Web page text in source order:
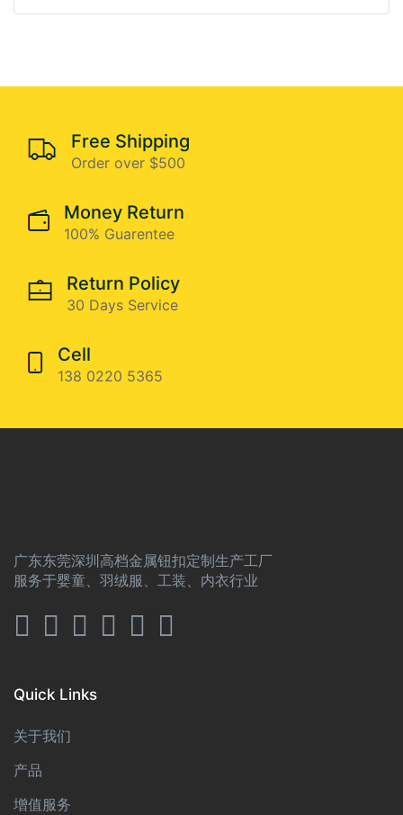
Free Shipping
Order over $500
Money Return
100% Guarentee
Return Policy
30 Days Service
Cell
138 0220 5365
广东东莞深圳高档金属钮扣定制生产工厂
服务于婴童、羽绒服、工装、内衣行业
Quick Links
关于我们
产品
增值服务